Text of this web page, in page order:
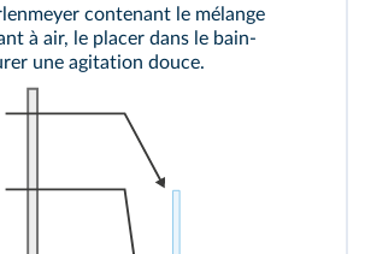
contenant le mélange
à air, le placer dans le bain-
une agitation douce.